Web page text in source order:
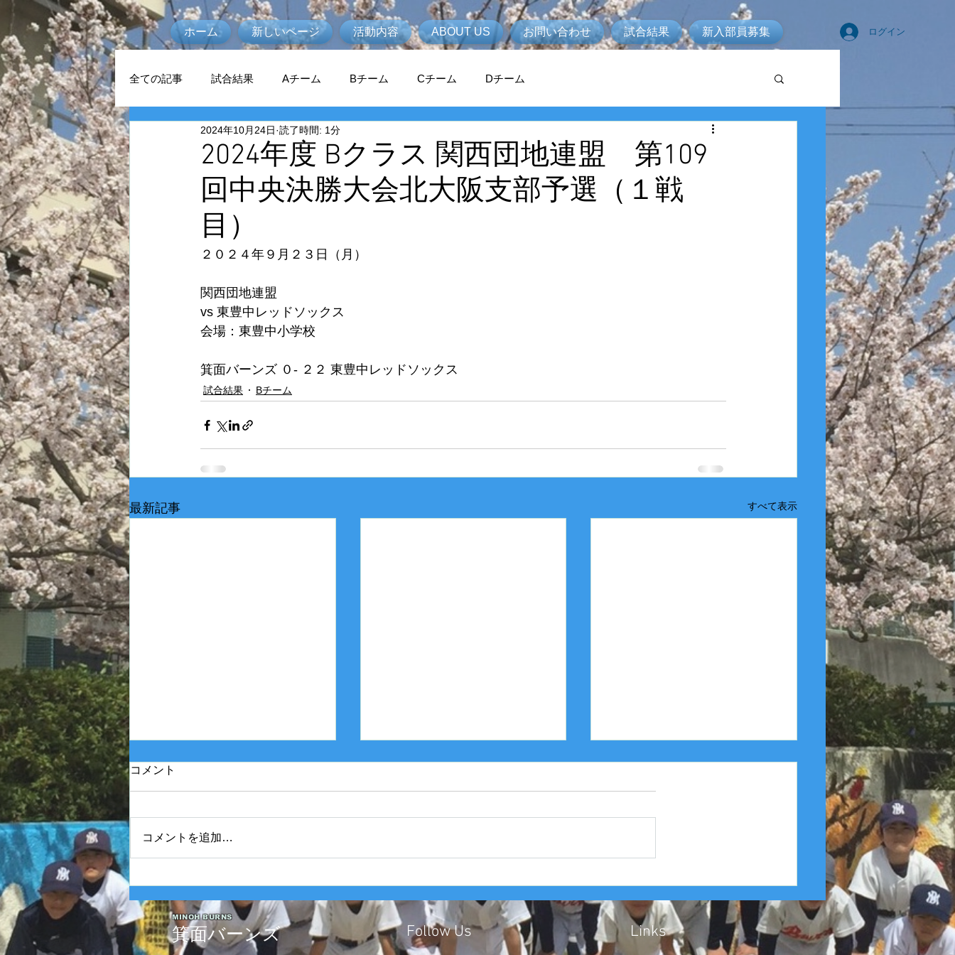
ホーム 新しいページ 活動内容 ABOUT US お問い合わせ 試合結果 新入部員募集 ログイン
全ての記事 試合結果 Aチーム Bチーム Cチーム Dチーム
2024年度 Bクラス 関西団地連盟 第109
回中央決勝大会北大阪支部予選（１戦
目）
2024年10月24日 読了時間: 1分
２０２４年９月２３日（月）
関西団地連盟
vs 東豊中レッドソックス
会場：東豊中小学校
箕面バーンズ ０- ２２ 東豊中レッドソックス
試合結果 Bチーム
最新記事 すべて表示
2025年度 Bクラス 関西団地連
盟 第110回中央決勝大会北大
阪支部予選最終戦
2025年度 Bクラス 関西団地連
盟 第110回中央決勝大会北大
阪支部予選４戦目
2025年度 Aクラス（縦縞） 豊
中豊友連合 第４６回豊中豊
友大会１回戦
コメント
コメントを追加…
MINOH BURNS
箕面バーンズ Follow Us ​Links